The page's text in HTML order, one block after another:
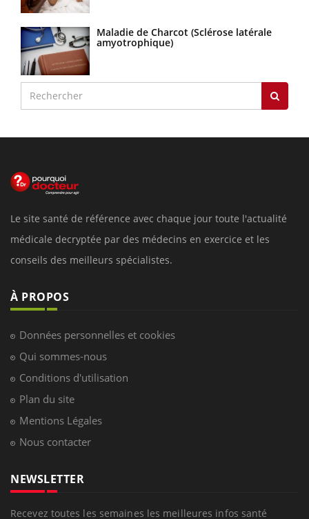
Maladie de Charcot (Sclérose latérale
amyotrophique)
Le site santé de référence avec chaque jour toute l'actualité
médicale decryptée par des médecins en exercice et les
conseils des meilleurs spécialistes.
À PROPOS
Données personnelles et cookies
Qui sommes-nous
Conditions d'utilisation
Plan du site
Mentions Légales
Nous contacter
NEWSLETTER
Recevez toutes les semaines les meilleures infos santé